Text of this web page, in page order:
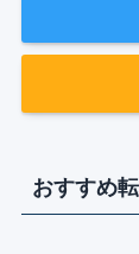
おすすめ